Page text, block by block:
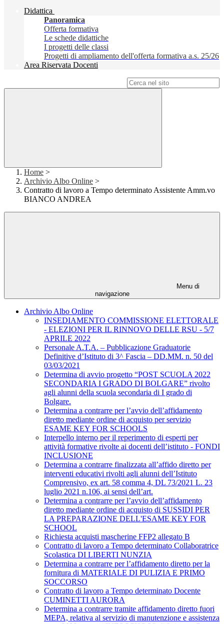
Didattica
Panoramica
Offerta formativa
Le schede didattiche
I progetti delle classi
Progetti di ampliamento dell'offerta formativa a.s. 25/26
Area Riservata Docenti
Home >
Archivio Albo Online >
Contratto di lavoro a Tempo determinato Assistente Amm.vo
BIANCO ANDREA
Menu di
navigazione
Archivio Albo Online
INSEDIAMENTO COMMISSIONE ELETTORALE
- ELEZIONI PER IL RINNOVO DELLE RSU - 5/7
APRILE 2022
Personale A.T.A. – Pubblicazione Graduatorie
Definitive d’Istituto di 3^ Fascia – DD.MM. n. 50 del
03/03/2021
Determina di avvio progetto “POST SCUOLA 2022
SECONDARIA I GRADO DI BOLGARE” rivolto
agli alunni della scuola secondaria di I grado di
Bolgare.
Determina a contrarre per l’avvio dell’affidamento
diretto mediante ordine di acquisto per servizio
ESAME KEY FOR SCHOOLS
Interpello interno per il reperimento di esperti per
attività formative rivolte ai docenti dell’istituto - FONDI
INCLUSIONE
Determina a contrarre finalizzata all’affido diretto per
interventi educativi rivolti agli alunni dell’Istituto
Comprensivo, ex art. 58 comma 4, DL 73/2021 L. 23
luglio 2021 n.106, ai sensi dell’art.
Determina a contrarre per l’avvio dell’affidamento
diretto mediante ordine di acquisto di SUSSIDI PER
LA PREPARAZIONE DELL'ESAME KEY FOR
SCHOOL
Richiesta acquisti mascherine FFP2 allegato B
Contratto di lavoro a Tempo determinato Collaboratrice
Scolastica DI LIBERTI NUNZIA
Determina a contrarre per l’affidamento diretto per la
fornitura di MATERIALE DI PULIZIA E PRIMO
SOCCORSO
Contratto di lavoro a Tempo determinato Docente
CUMINETTI AURORA
Determina a contrarre tramite affidamento diretto fuori
MEPA, relativa al servizio di manutenzione e assistenza